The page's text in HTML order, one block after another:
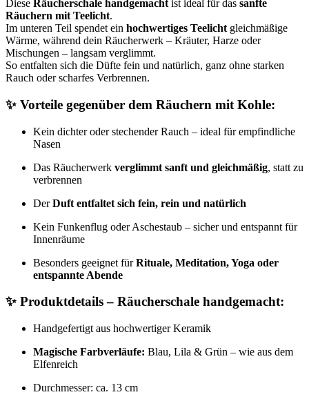
Diese Räucherschale handgemacht ist ideal für das sanfte
Räuchern mit Teelicht.
Im unteren Teil spendet ein hochwertiges Teelicht gleichmäßige
Wärme, während dein Räucherwerk – Kräuter, Harze oder
Mischungen – langsam verglimmt.
So entfalten sich die Düfte fein und natürlich, ganz ohne starken
Rauch oder scharfes Verbrennen.
✨ Vorteile gegenüber dem Räuchern mit Kohle:
Kein dichter oder stechender Rauch – ideal für empfindliche
Nasen
Das Räucherwerk verglimmt sanft und gleichmäßig, statt zu
verbrennen
DerDuft entfaltet sich fein, rein und natürlich
Kein Funkenflug oder Aschestaub – sicher und entspannt für
Innenräume
Besonders geeignet fürRituale, Meditation, Yoga oder
entspannte Abende
✨ Produktdetails – Räucherschale handgemacht:
Handgefertigt aus hochwertiger Keramik
Magische Farbverläufe: Blau, Lila & Grün – wie aus dem
Elfenreich
Durchmesser: ca. 13 cm